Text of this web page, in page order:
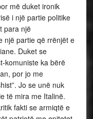
më duket ironik
i një partie politike
para një
një partie që rrënjët e
Duket se
komuniste ka bërë
por jo me
Jo se unë nuk
të mira me Italinë.
fakti se armiqtë e